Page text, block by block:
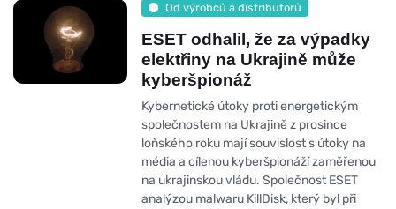
Od výrobců a distributorů
ESET odhalil, že za výpadky
elektřiny na Ukrajině může
kyberšpionáž
Kybernetické útoky proti energetickým
společnostem na Ukrajině z prosince
loňského roku mají souvislost s útoky na
média a cílenou kyberšpionáží zaměřenou
na ukrajinskou vládu. Společnost ESET
analýzou malwaru KillDisk, který byl při